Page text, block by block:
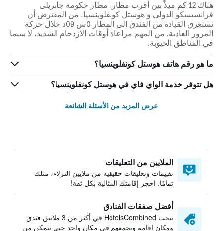
هناك 12 كم ميلاً بين أقرب مطار، مطار حكومة جابريلى
فرانسيسكو الدولي و هوستل كونفلوينسيا. من المفترض أن
تستغرق القيادة من الفندق إلى المطار 0س 09د خلال حركة
المرور العادية. من المهم مراعاة أوقات الازدحام الشديد، لا سيما
في المناطق الحيوية.
ما هو رقم هاتف هوستل كونفلوينسيا؟
هل تتوفر خدمة الواي فاي في هوستل كونفلوينسيا؟
عرض المزيد من الأسئلة الشائعة
الملايين من التعليقات
تقييمات وتعليقات حقيقية من ملايين النزلاء، مثلك
تمامًا. احجز إقامتك المثالية بكل ثقة!
أفضل صفقات الفنادق
يبحث HotelsCombined في أكثر من 3 ملايين فندق
ومكان إقامة ويجمعهم في مكان واحد حتى تتمكن من